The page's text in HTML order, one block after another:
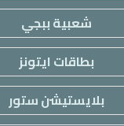
شعبية ببجي
بطاقات ايتونز
بلايستيشن ستور